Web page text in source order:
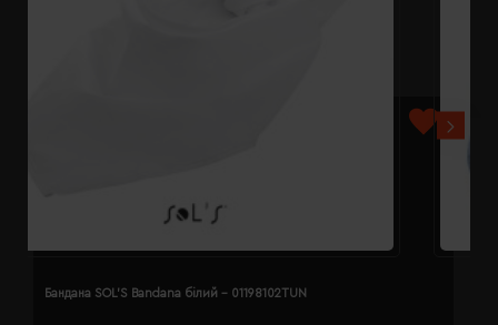
Бандана SOL'S Bandana білий - 01198102TUN